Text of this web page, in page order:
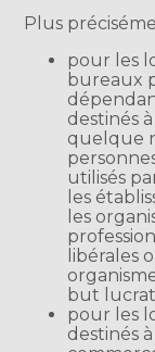
Plus
pour les
bureaux
destinés
quelque
utilisés
les
les
libérales
but
pour les
destinés